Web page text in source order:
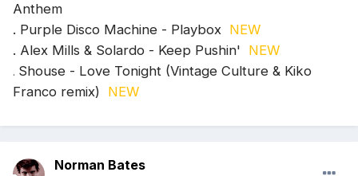
Anthem
. Purple Disco Machine - Playbox NEW
. Alex Mills & Solardo - Keep Pushin' NEW
. Shouse - Love Tonight (Vintage Culture & Kiko
Franco remix) NEW
Norman Bates